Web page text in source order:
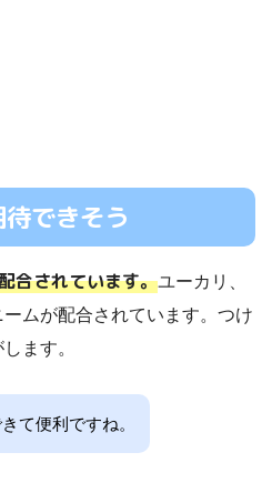
できそう
合されています。ユーカリ、
ムが配合されています。つけ
ます。
て便利ですね。